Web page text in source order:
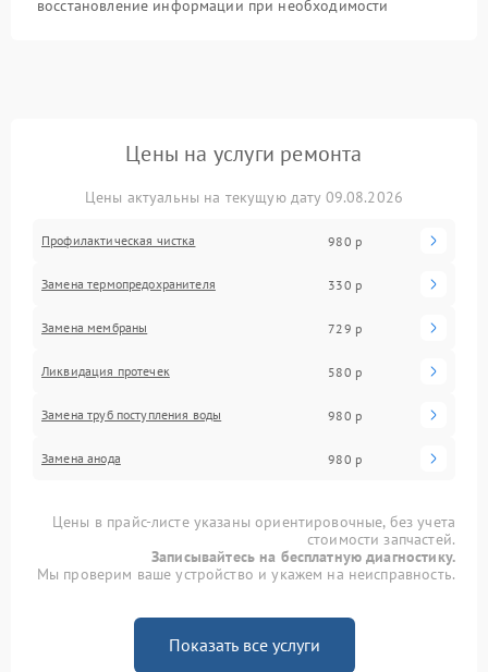
восстановление информации при необходимости
Цены на услуги ремонта
Цены актуальны на текущую дату 09.08.2026
Профилактическая чистка 980 р
Замена термопредохранителя 330 р
Замена мембраны 729 р
Ликвидация протечек 580 р
Замена труб поступления воды 980 р
Замена анода 980 р
Цены в прайс-листе указаны ориентировочные, без учета
стоимости запчастей.
Записывайтесь на бесплатную диагностику.
Мы проверим ваше устройство и укажем на неисправность.
Показать все услуги